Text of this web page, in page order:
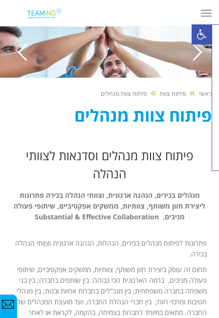
פתח סרגל נגישות
תפריט
ראשי » פיתוח צוות » פיתוח צוות מנהלים
פיתוח צוות מנהלים
פיתוח צוות מנהלים וסדנאות לצוותי
הנהלה
מנהלים בכירים, הנהגה ארגונית, וצוותי הנהלה בכירה פתרונות
ליצירת חזון משותף, צוותיות, ממשקים אפקטיביים, שיתופי פעולה
מניבים,Substantial & Effective Collaboration
פתרונות לפיתוח מנהלים בכירים, הנהלות, הנהגה ארגונית וצוותי הנהלה
בכירה.
תחום זה עוסק ביצירת חזון משותף, צוותיות, ממשקים אפקטיביים, שיתופי
פעולה מניבים, ברמה הארגונית הכי גבוהה: בין שותפים בחברה; בין בני
משפחה בחברה משפחתית; בין מנכ"לים בחברות אחיות ובנות; בין מנהלי
חטיבות ומרכזי רווח; בין חברי הנהלת החברה, ועד מועצת המנהלים של
החברה. מתאים במיוחד לחברות בצמיחה, בהקמה, לקראת או לאחר